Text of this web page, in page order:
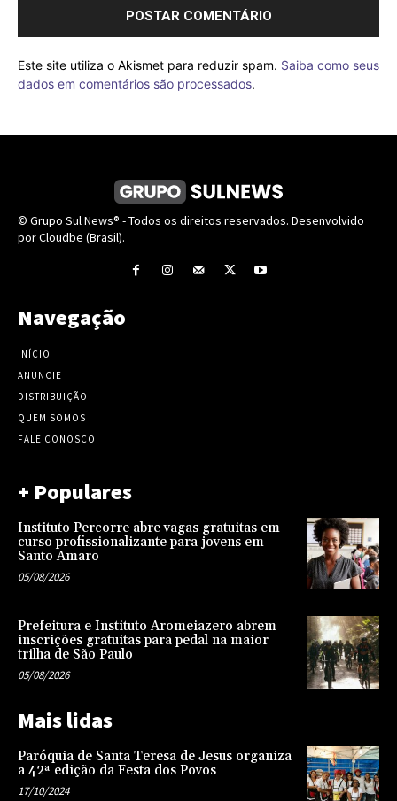
Este site utiliza o Akismet para reduzir spam. Saiba como seus
dados em comentários são processados.
© Grupo Sul News® - Todos os direitos reservados. Desenvolvido
por Cloudbe (Brasil).
Navegação
INÍCIO
ANUNCIE
DISTRIBUIÇÃO
QUEM SOMOS
FALE CONOSCO
+ Populares
Instituto Percorre abre vagas gratuitas em
curso profissionalizante para jovens em
Santo Amaro
05/08/2026
Prefeitura e Instituto Aromeiazero abrem
inscrições gratuitas para pedal na maior
trilha de São Paulo
05/08/2026
Mais lidas
Paróquia de Santa Teresa de Jesus organiza
a 42ª edição da Festa dos Povos
17/10/2024